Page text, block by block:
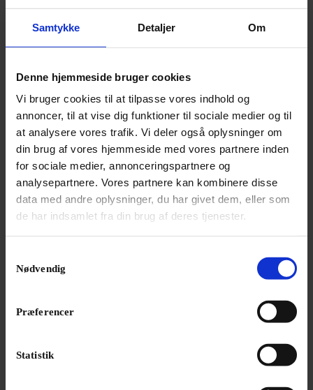
Samtykke Detaljer Om
Denne hjemmeside bruger cookies
Vi bruger cookies til at tilpasse vores indhold og
annoncer, til at vise dig funktioner til sociale medier og til
at analysere vores trafik. Vi deler også oplysninger om
din brug af vores hjemmeside med vores partnere inden
for sociale medier, annonceringspartnere og
analysepartnere. Vores partnere kan kombinere disse
data med andre oplysninger, du har givet dem, eller som
de har indsamlet fra din brug af deres tjenester.
Nødvendig
Præferencer
Statistik
En nyudgivet biografi om den tyske tenor Jonas
Kaufmann er fup og fidus.